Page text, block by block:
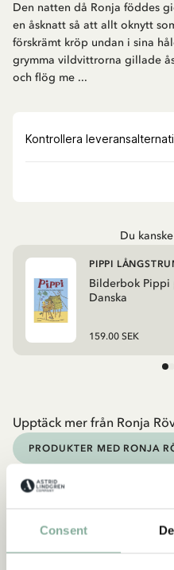
Consent
Den natten då Ronja föddes
en åsknatt så att allt oknytt
förskrämt kröp undan i sina
grymma vildvittrorna gillade
och flög me ...
Du
Bilderbok Pippi
Danska
PIPPI
159.00 SEK
Upptäck mer från Ronja
PRODUKTER MED RONJA
UNGA VUXNA